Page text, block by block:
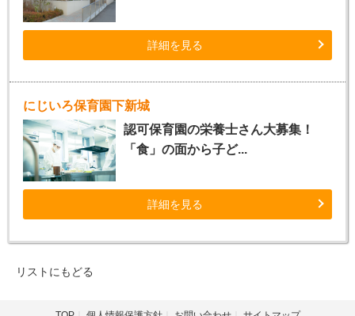
詳細を見る
にじいろ保育園下新城
認可保育園の栄養士さん大募集！
「食」の面から子ど...
詳細を見る
リストにもどる